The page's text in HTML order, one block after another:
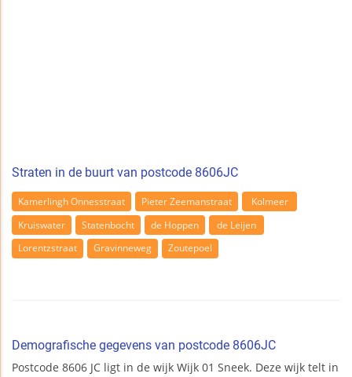
Straten in de buurt van postcode 8606JC
Kamerlingh Onnesstraat Pieter Zeemanstraat
Kolmeer
Kruiswater
Statenbocht de Hoppen
de Leijen
Lorentzstraat
Gravinneweg Zoutepoel
Demografische gegevens van postcode 8606JC
Postcode 8606 JC ligt in de wijk Wijk 01 Sneek. Deze wijk telt in